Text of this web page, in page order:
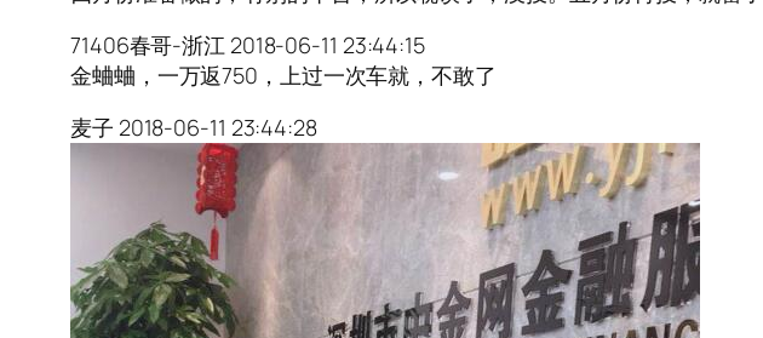
71406春哥-浙江 2018-06-11 23:44:15
金蛐蛐，一万返750，上过一次车就，不敢了
麦子 2018-06-11 23:44:28